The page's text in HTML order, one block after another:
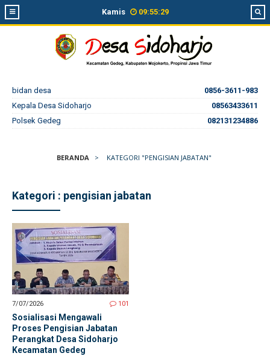
Kamis 09:55:30
bidan desa
0856-3611-983
Kepala Desa Sidoharjo
08563433611
Polsek Gedeg
082131234886
BERANDA > KATEGORI "PENGISIAN JABATAN"
Kategori : pengisian jabatan
7/07/2026 101
Sosialisasi Mengawali
Proses Pengisian Jabatan
Perangkat Desa Sidoharjo
Kecamatan Gedeg